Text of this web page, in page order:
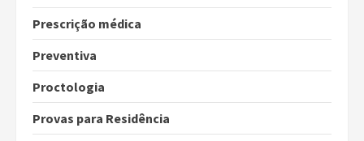
Prescrição médica
Preventiva
Proctologia
Provas para Residência